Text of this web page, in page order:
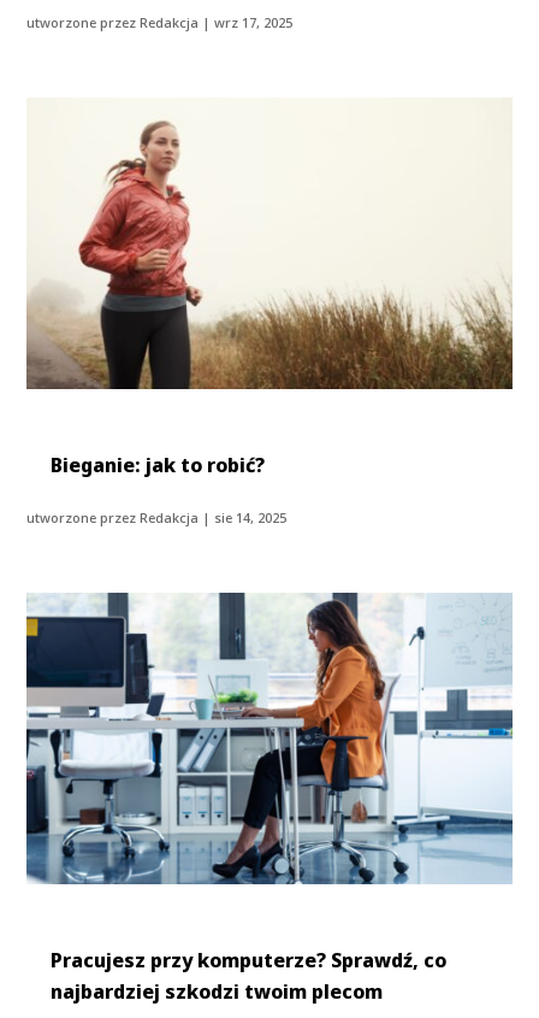
utworzone przezRedakcja |wrz 17, 2025
Bieganie: jak to robić?
utworzone przezRedakcja | sie 14, 2025
Pracujesz przy komputerze? Sprawdź, co
najbardziej szkodzi twoim plecom